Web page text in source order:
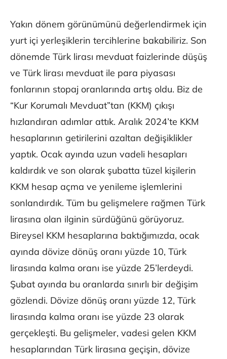
Yakın dönem görünümünü değerlendirmek için
yurt içi yerleşiklerin tercihlerine bakabiliriz. Son
dönemde Türk lirası mevduat faizlerinde düşüş
ve Türk lirası mevduat ile para piyasası
fonlarının stopaj oranlarında artış oldu. Biz de
“Kur Korumalı Mevduat”tan (KKM) çıkışı
hızlandıran adımlar attık. Aralık 2024’te KKM
hesaplarının getirilerini azaltan değişiklikler
yaptık. Ocak ayında uzun vadeli hesapları
kaldırdık ve son olarak şubatta tüzel kişilerin
KKM hesap açma ve yenileme işlemlerini
sonlandırdık. Tüm bu gelişmelere rağmen Türk
lirasına olan ilginin sürdüğünü görüyoruz.
Bireysel KKM hesaplarına baktığımızda, ocak
ayında dövize dönüş oranı yüzde 10, Türk
lirasında kalma oranı ise yüzde 25’lerdeydi.
Şubat ayında bu oranlarda sınırlı bir değişim
gözlendi. Dövize dönüş oranı yüzde 12, Türk
lirasında kalma oranı ise yüzde 23 olarak
gerçekleşti. Bu gelişmeler, vadesi gelen KKM
hesaplarından Türk lirasına geçişin, dövize